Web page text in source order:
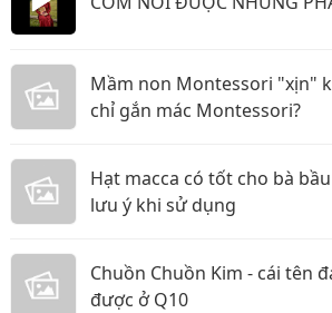
Mầm non Montessori "xịn"
chỉ gắn mác Montessori?
Hạt macca có tốt cho bà
lưu ý khi sử dụng
Chuồn Chuồn Kim - cái tên
được ở Q10